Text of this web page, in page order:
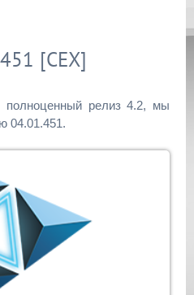
[CEX]
полноценный релиз 4.2, мы
04.01.451.